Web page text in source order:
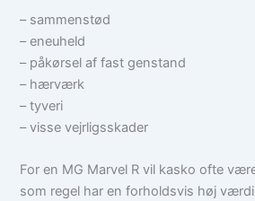
– sammenstød
– eneuheld
– påkørsel af fast genstand
– hærværk
– tyveri
– visse vejrligsskader
For en MG Marvel R vil kasko ofte
som regel har en forholdsvis høj